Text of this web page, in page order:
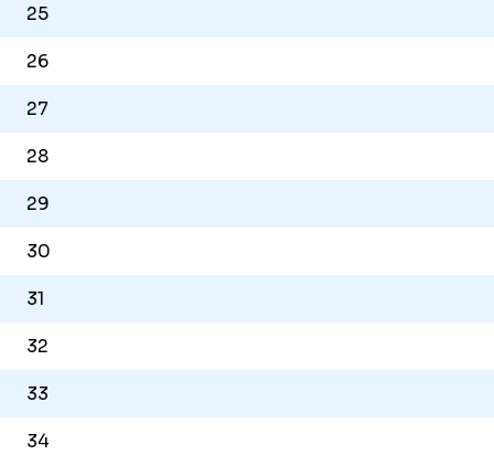
25
26
27
28
29
30
31
32
33
34